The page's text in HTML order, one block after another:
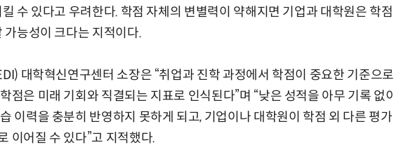
수 있다고 우려한다. 학점 자체의 변별력이 약해지면 기업과 대학원은 학점
가능성이 크다는 지적이다.
대학혁신연구센터 소장은 “취업과 진학 과정에서 학점이 중요한 기준으로
점은 미래 기회와 직결되는 지표로 인식된다”며 “낮은 성적을 아무 기록 없이
이력을 충분히 반영하지 못하게 되고, 기업이나 대학원이 학점 외 다른 평가
이어질 수 있다”고 지적했다.